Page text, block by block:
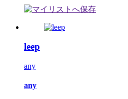
leep
any
any